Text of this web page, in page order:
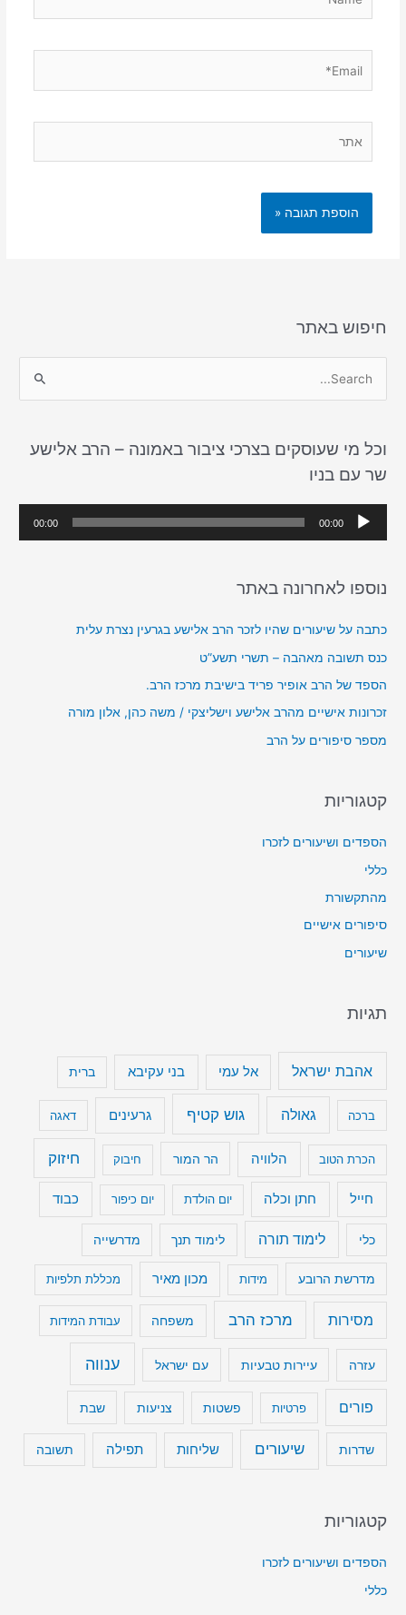
חיפוש באתר
r
c
h
וכל מי שעוסקים בצרכי ציבור באמונה – הרב אלישע
שר עם בניו
ג
א
ד
י
ו
00:00
00:00
נוספו לאחרונה באתר
כתבה על שיעורים שהיו לזכר הרב אלישע בגרעין נצרת עלית
כנס תשובה מאהבה – תשרי תשע”ט
הספד של הרב אופיר פריד בישיבת מרכז הרב.
זכרונות אישיים מהרב אלישע וישליצקי / משה כהן, אלון מורה
מספר סיפורים על הרב
קטגוריות
הספדים ושיעורים לזכרו
כללי
מהתקשורת
סיפורים אישיים
שיעורים
תגיות
אהבת ישראל אל עמי בני עקיבא ברית
ברכה גאולה גוש קטיף גרעינים דאגה
הכרת הטוב הלוויה הר המור חיבוק חיזוק
חייל חתן וכלה יום הולדת יום כיפור כבוד
כלי לימוד תורה לימוד תנך מדרשייה
מדרשת הרובע מידות מכון מאיר מכללת תלפיות
מסירות מרכז הרב משפחה עבודת המידות
עזרה עיירות טבעיות עם ישראל ענווה
פורים פרטיות פשטות צניעות שבת
שדרות שיעורים שליחות תפילה תשובה
קטגוריות
הספדים ושיעורים לזכרו
כללי